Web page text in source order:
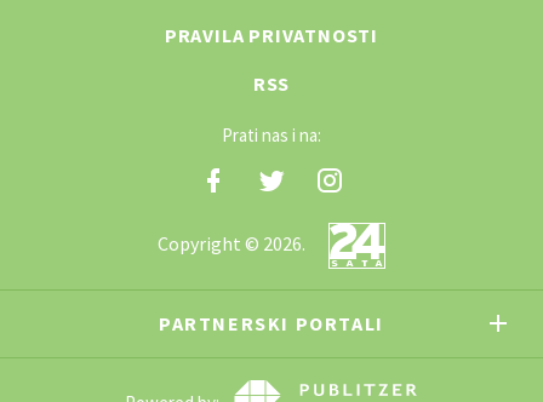
PRAVILA PRIVATNOSTI
RSS
Prati nas i na:
Copyright © 2026.
PARTNERSKI PORTALI